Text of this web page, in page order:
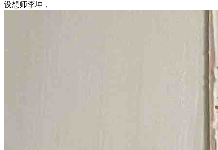
设想师李坤，